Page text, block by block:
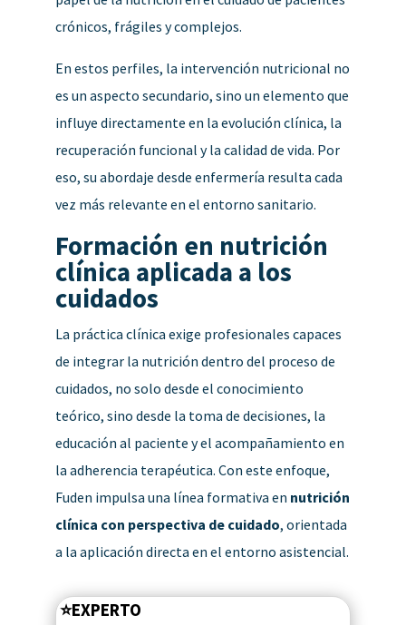
crónicos, frágiles y complejos.
En estos perfiles, la intervención nutricional no
es un aspecto secundario, sino un elemento que
influye directamente en la evolución clínica, la
recuperación funcional y la calidad de vida. Por
eso, su abordaje desde enfermería resulta cada
vez más relevante en el entorno sanitario.
Formación en nutrición
clínica aplicada a los
cuidados
La práctica clínica exige profesionales capaces
de integrar la nutrición dentro del proceso de
cuidados, no solo desde el conocimiento
teórico, sino desde la toma de decisiones, la
educación al paciente y el acompañamiento en
la adherencia terapéutica. Con este enfoque,
Fuden impulsa una línea formativa en nutrición
clínica con perspectiva de cuidado, orientada
a la aplicación directa en el entorno asistencial.
⭐EXPERTO